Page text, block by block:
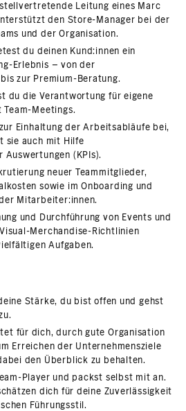
Leitung eines Marc
den Store-Manager bei der
und der Organisation.
du deinen Kund:innen ein
Erlebnis – von der
zur Premium-Beratung.
du die Verantwortung für eigene
Meetings.
Einhaltung der Arbeitsabläufe bei,
sie auch mit Hilfe
Auswertungen (KPIs).
neuer Teammitglieder,
sowie im Onboarding und
Mitarbeiter:innen.
und Durchführung von Events und
Merchandise-Richtlinien
Aufgaben.
Stärke, du bist offen und gehst
für dich, durch gute Organisation
Erreichen der Unternehmensziele
den Überblick zu behalten.
Player und packst selbst mit an.
dich für deine Zuverlässigkeit
Führungsstil.